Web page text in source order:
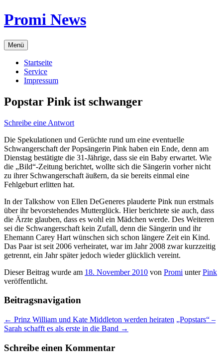
Zum
Inhalt
Promi News
Menü
Startseite
Service
Impressum
Popstar Pink ist schwanger
Schreibe eine Antwort
Die Spekulationen und Gerüchte rund um eine eventuelle
Schwangerschaft der Popsängerin Pink haben ein Ende, denn am
Dienstag bestätigte die 31-Jährige, dass sie ein Baby erwartet. Wie
die „Bild“-Zeitung berichtet, wollte sich die Sängerin vorher nicht
zu ihrer Schwangerschaft äußern, da sie bereits einmal eine
Fehlgeburt erlitten hat.
In der Talkshow von Ellen DeGeneres plauderte Pink nun erstmals
über ihr bevorstehendes Mutterglück. Hier berichtete sie auch, dass
die Ärzte glauben, dass es wohl ein Mädchen werde. Des Weiteren
sei die Schwangerschaft kein Zufall, denn die Sängerin und ihr
Ehemann Carey Hart wünschen sich schon längere Zeit ein Kind.
Das Paar ist seit 2006 verheiratet, war im Jahr 2008 zwar kurzzeitig
getrennt, ein Jahr später jedoch wieder glücklich vereint.
Dieser Beitrag wurde am 18. November 2010 von Promi unterPink
veröffentlicht.
Beitragsnavigation
← Prinz William und Kate Middleton werden heiraten „Popstars“ –
Sarah schafft es als erste in die Band →
Schreibe einen Kommentar